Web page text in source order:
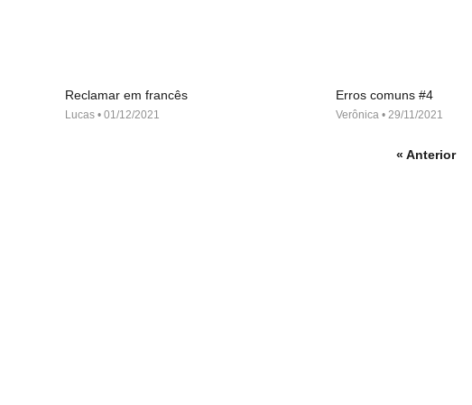
Reclamar em francês
Lucas 01/12/2021
Erros comuns #4
Verônica 29/11/2021
« Anterior